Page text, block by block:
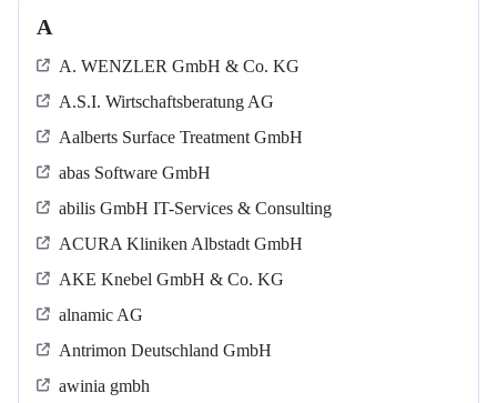
A
A. WENZLER GmbH & Co. KG
A.S.I. Wirtschaftsberatung AG
Aalberts Surface Treatment GmbH
abas Software GmbH
abilis GmbH IT-Services & Consulting
ACURA Kliniken Albstadt GmbH
AKE Knebel GmbH & Co. KG
alnamic AG
Antrimon Deutschland GmbH
awinia gmbh